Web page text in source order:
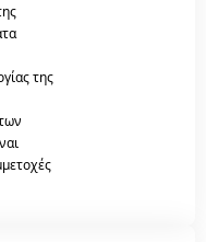
της